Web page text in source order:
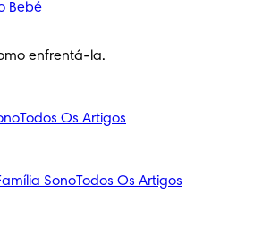
Bebé
enfrentá-la.
Todos Os Artigos
SonoTodos Os Artigos